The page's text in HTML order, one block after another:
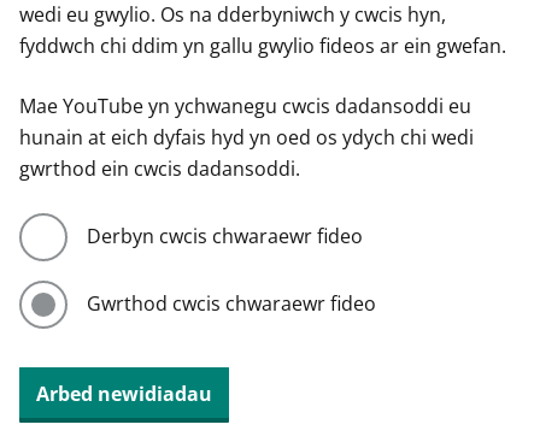
wedi eu gwylio. Os na dderbyniwch y cwcis hyn,
fyddwch chi ddim yn gallu gwylio fideos ar ein gwefan.
Mae YouTube yn ychwanegu cwcis dadansoddi eu
hunain at eich dyfais hyd yn oed os ydych chi wedi
gwrthod ein cwcis dadansoddi.
Derbyn cwcis chwaraewr fideo
Gwrthod cwcis chwaraewr fideo
Arbed newidiadau